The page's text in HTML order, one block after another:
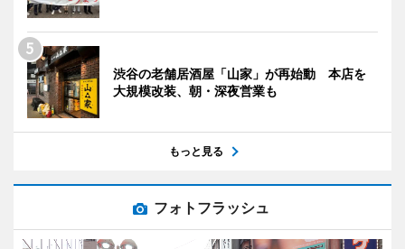
渋谷の老舗居酒屋「山家」が再始動 本店を
大規模改装、朝・深夜営業も
もっと見る
フォトフラッシュ